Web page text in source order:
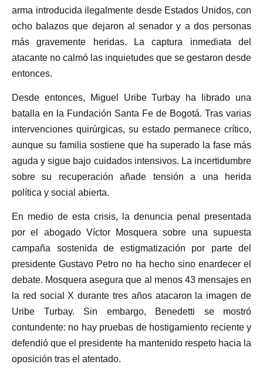
arma introducida ilegalmente desde Estados Unidos, con
ocho balazos que dejaron al senador y a dos personas
más gravemente heridas. La captura inmediata del
atacante no calmó las inquietudes que se gestaron desde
entonces.
Desde entonces, Miguel Uribe Turbay ha librado una
batalla en la Fundación Santa Fe de Bogotá. Tras varias
intervenciones quirúrgicas, su estado permanece crítico,
aunque su familia sostiene que ha superado la fase más
aguda y sigue bajo cuidados intensivos. La incertidumbre
sobre su recuperación añade tensión a una herida
política y social abierta.
En medio de esta crisis, la denuncia penal presentada
por el abogado Víctor Mosquera sobre una supuesta
campaña sostenida de estigmatización por parte del
presidente Gustavo Petro no ha hecho sino enardecer el
debate. Mosquera asegura que al menos 43 mensajes en
la red social X durante tres años atacaron la imagen de
Uribe Turbay. Sin embargo, Benedetti se mostró
contundente: no hay pruebas de hostigamiento reciente y
defendió que el presidente ha mantenido respeto hacia la
oposición tras el atentado.